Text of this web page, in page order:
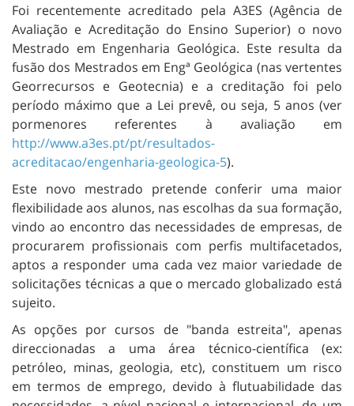
Foi recentemente acreditado pela A3ES (Agência de
Avaliação e Acreditação do Ensino Superior) o novo
Mestrado em Engenharia Geológica. Este resulta da
fusão dos Mestrados em Engª Geológica (nas vertentes
Georrecursos e Geotecnia) e a creditação foi pelo
período máximo que a Lei prevê, ou seja, 5 anos (ver
pormenores referentes à avaliação em
http://www.a3es.pt/pt/resultados-
acreditacao/engenharia-geologica-5).
Este novo mestrado pretende conferir uma maior
flexibilidade aos alunos, nas escolhas da sua formação,
vindo ao encontro das necessidades de empresas, de
procurarem profissionais com perfis multifacetados,
aptos a responder uma cada vez maior variedade de
solicitações técnicas a que o mercado globalizado está
sujeito.
As opções por cursos de "banda estreita", apenas
direccionadas a uma área técnico-científica (ex:
petróleo, minas, geologia, etc), constituem um risco
em termos de emprego, devido à flutuabilidade das